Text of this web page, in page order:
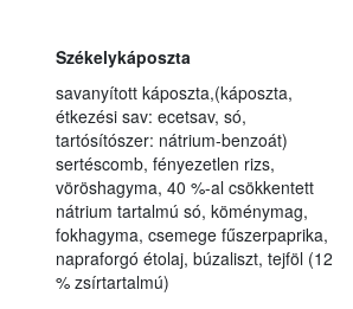
Székelykáposzta
savanyított káposzta,(káposzta,
étkezési sav: ecetsav, só,
tartósítószer: nátrium-benzoát)
sertéscomb, fényezetlen rizs,
vöröshagyma, 40 %-al csökkentett
nátrium tartalmú só, köménymag,
fokhagyma, csemege fűszerpaprika,
napraforgó étolaj, búzaliszt, tejföl (12
% zsírtartalmú)